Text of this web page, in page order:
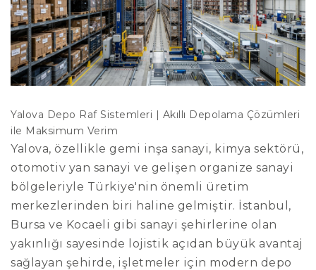
Yalova Depo Raf Sistemleri | Akıllı Depolama Çözümleri
ile Maksimum Verim
Yalova, özellikle gemi inşa sanayi, kimya sektörü,
otomotiv yan sanayi ve gelişen organize sanayi
bölgeleriyle Türkiye'nin önemli üretim
merkezlerinden biri haline gelmiştir. İstanbul,
Bursa ve Kocaeli gibi sanayi şehirlerine olan
yakınlığı sayesinde lojistik açıdan büyük avantaj
sağlayan şehirde, işletmeler için modern depo